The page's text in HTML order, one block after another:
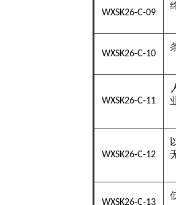
WXSK26-C-09
WXSK26-C-10
WXSK26-C-11
WXSK26-C-12
WXSK26-C-13